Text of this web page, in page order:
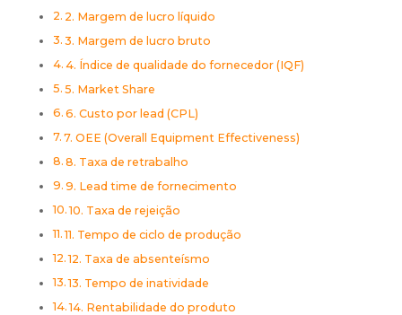
2. Margem de lucro líquido
3. Margem de lucro bruto
4. Índice de qualidade do fornecedor (IQF)
5. Market Share
6. Custo por lead (CPL)
7. OEE (Overall Equipment Effectiveness)
8. Taxa de retrabalho
9. Lead time de fornecimento
10. Taxa de rejeição
11. Tempo de ciclo de produção
12. Taxa de absenteísmo
13. Tempo de inatividade
14. Rentabilidade do produto